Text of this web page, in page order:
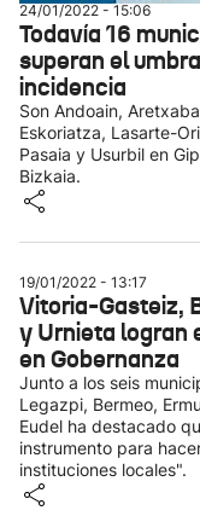
24/01/2022 - 15:06
Todavía 16
superan el
incidencia
Son Andoain,
Eskoriatza, Lasarte-
Pasaia y Usurbil en
Bizkaia.
19/01/2022 - 13:17
Vitoria-Gasteiz,
y Urnieta logran
en Gobernanza
Junto a los seis
Legazpi, Bermeo,
Eudel ha destacado
instrumento para
instituciones locales".